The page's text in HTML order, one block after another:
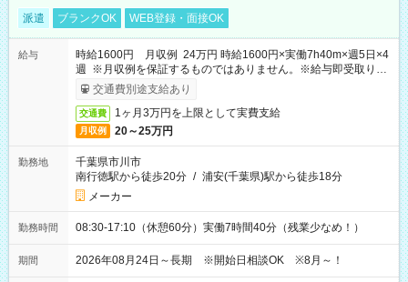
派遣 ブランクOK WEB登録・面接OK
給与
時給1600円 月収例 24万円 時給1600円×実働7h40m×週5日×4
週 ※月収例を保証するものではありません。※給与即受取りサ
ービス利用可（利用条件有）
交通費別途支給あり
交通費 1ヶ月3万円を上限として実費支給
月収例 20～25万円
勤務地
千葉県市川市
南行徳駅から徒歩20分 / 浦安(千葉県)駅から徒歩18分
メーカー
勤務時間 08:30-17:10（休憩60分）実働7時間40分（残業少なめ！）
期間 2026年08月24日～長期 ※開始日相談OK ※8月～！